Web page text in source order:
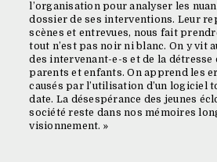
l’organisation pour analyser les
dossier de ses interventions. Leur
scènes et entrevues, nous fait
tout n’est pas noir ni blanc. On y vit
des intervenant-e-s et de la détresse
parents et enfants. On apprend les
causés par l’utilisation d’un logiciel
date. La désespérance des jeunes
société reste dans nos mémoires
visionnement. »